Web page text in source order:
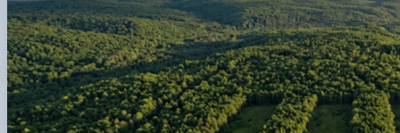
Пам'яті студентів та випускників інституту -
Регіональний Східноєвропейський центр